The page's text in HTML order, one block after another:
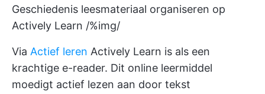
Geschiedenis leesmateriaal organiseren op
Actively Learn /%img/
Via Actief leren Actively Learn is als een
krachtige e-reader. Dit online leermiddel
moedigt actief lezen aan door tekst